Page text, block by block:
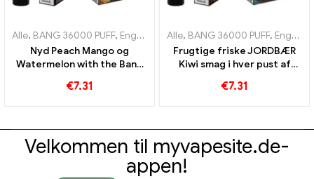
Alle, BANG 36000 PUFF, Engangs e-cigaretter ,Engangs e-
Nyd Peach Mango og
Watermelon with the Bang
cigaret og mesh spole
€7.31
Alle, BANG 36000 PUFF, Engangs e-cigaretter
Frugtige friske JORDBÆR
Kiwi smag i hver pust af
e-cigaret for langvarig
€7.31
Velkommen til myvapesite.de-
appen!